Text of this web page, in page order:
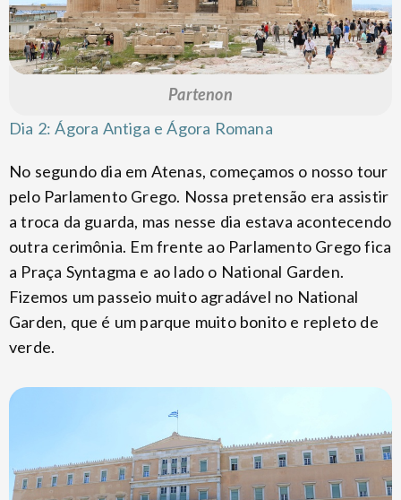
Partenon
Dia 2: Ágora Antiga e Ágora Romana
No segundo dia em Atenas, começamos o nosso tour
pelo Parlamento Grego. Nossa pretensão era assistir
a troca da guarda, mas nesse dia estava acontecendo
outra cerimônia. Em frente ao Parlamento Grego fica
a Praça Syntagma e ao lado o National Garden.
Fizemos um passeio muito agradável no National
Garden, que é um parque muito bonito e repleto de
verde.